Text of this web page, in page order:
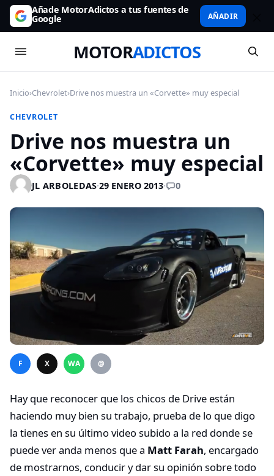
Añade MotorAdictos a tus fuentes de
Google AÑADIR
MOTORADICTOS
Inicio›Chevrolet›Drive nos muestra un «Corvette» muy especial
CHEVROLET
Drive nos muestra un
«Corvette» muy especial
JL ARBOLEDAS·29 ENERO 2013· 0
F X WA @
Hay que reconocer que los chicos de Drive están
haciendo muy bien su trabajo, prueba de lo que digo
la tienes en su último video subido a la red donde se
puede ver anda menos que a Matt Farah, encargado
de mostrarnos, conducir y dar su opinión sobre todo